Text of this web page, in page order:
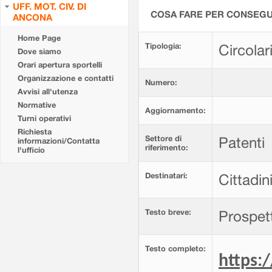
UFF. MOT. CIV. DI
ANCONA
Home Page
Dove siamo
Orari apertura sportelli
Organizzazione e contatti
Avvisi all'utenza
Normative
Turni operativi
Richiesta
informazioni/Contatta
l'ufficio
COSA FARE PER
Tipologia: Circolari
Numero:
Aggiornamento:
Settore di
riferimento:
Patenti
Destinatari: Cittadini
Testo breve:
Testo completo: